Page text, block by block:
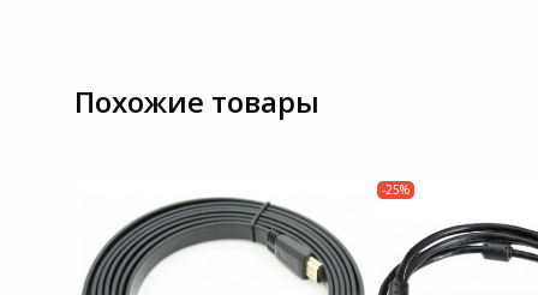
Похожие товары
-25%
Аксессуары
Торговое оборудование
Умный дом